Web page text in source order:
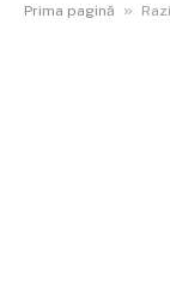
Prima pagină » Razii la